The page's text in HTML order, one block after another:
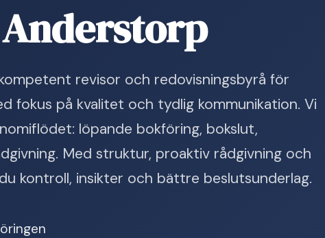
revisor och redovisningsbyrå för
fokus på kvalitet och tydlig kommunikation. Vi
löpande bokföring, bokslut,
Med struktur, proaktiv rådgivning och
kontroll, insikter och bättre beslutsunderlag.